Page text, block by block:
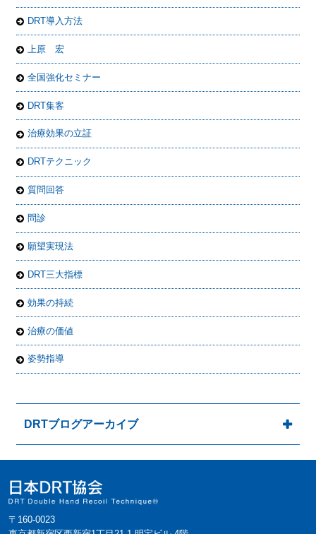
DRT導入方法
上原 宏
全国強化セミナー
DRT集客
治療効果の立証
DRTテクニック
質問回答
問診
願望実現法
DRT三大指標
効果の持続
治療の価値
姿勢指導
DRTブログアーカイブ
〒160-0023